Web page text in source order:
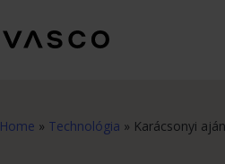
Home » Technológia » Karácsonyi